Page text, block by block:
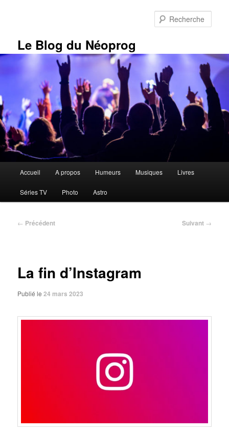
Le Blog du Néoprog
Accueil A propos Humeurs Musiques Livres
Séries TV Photo Astro
Navigation
← Précédent Suivant →
La fin d’Instagram
Publié le24 mars 2023